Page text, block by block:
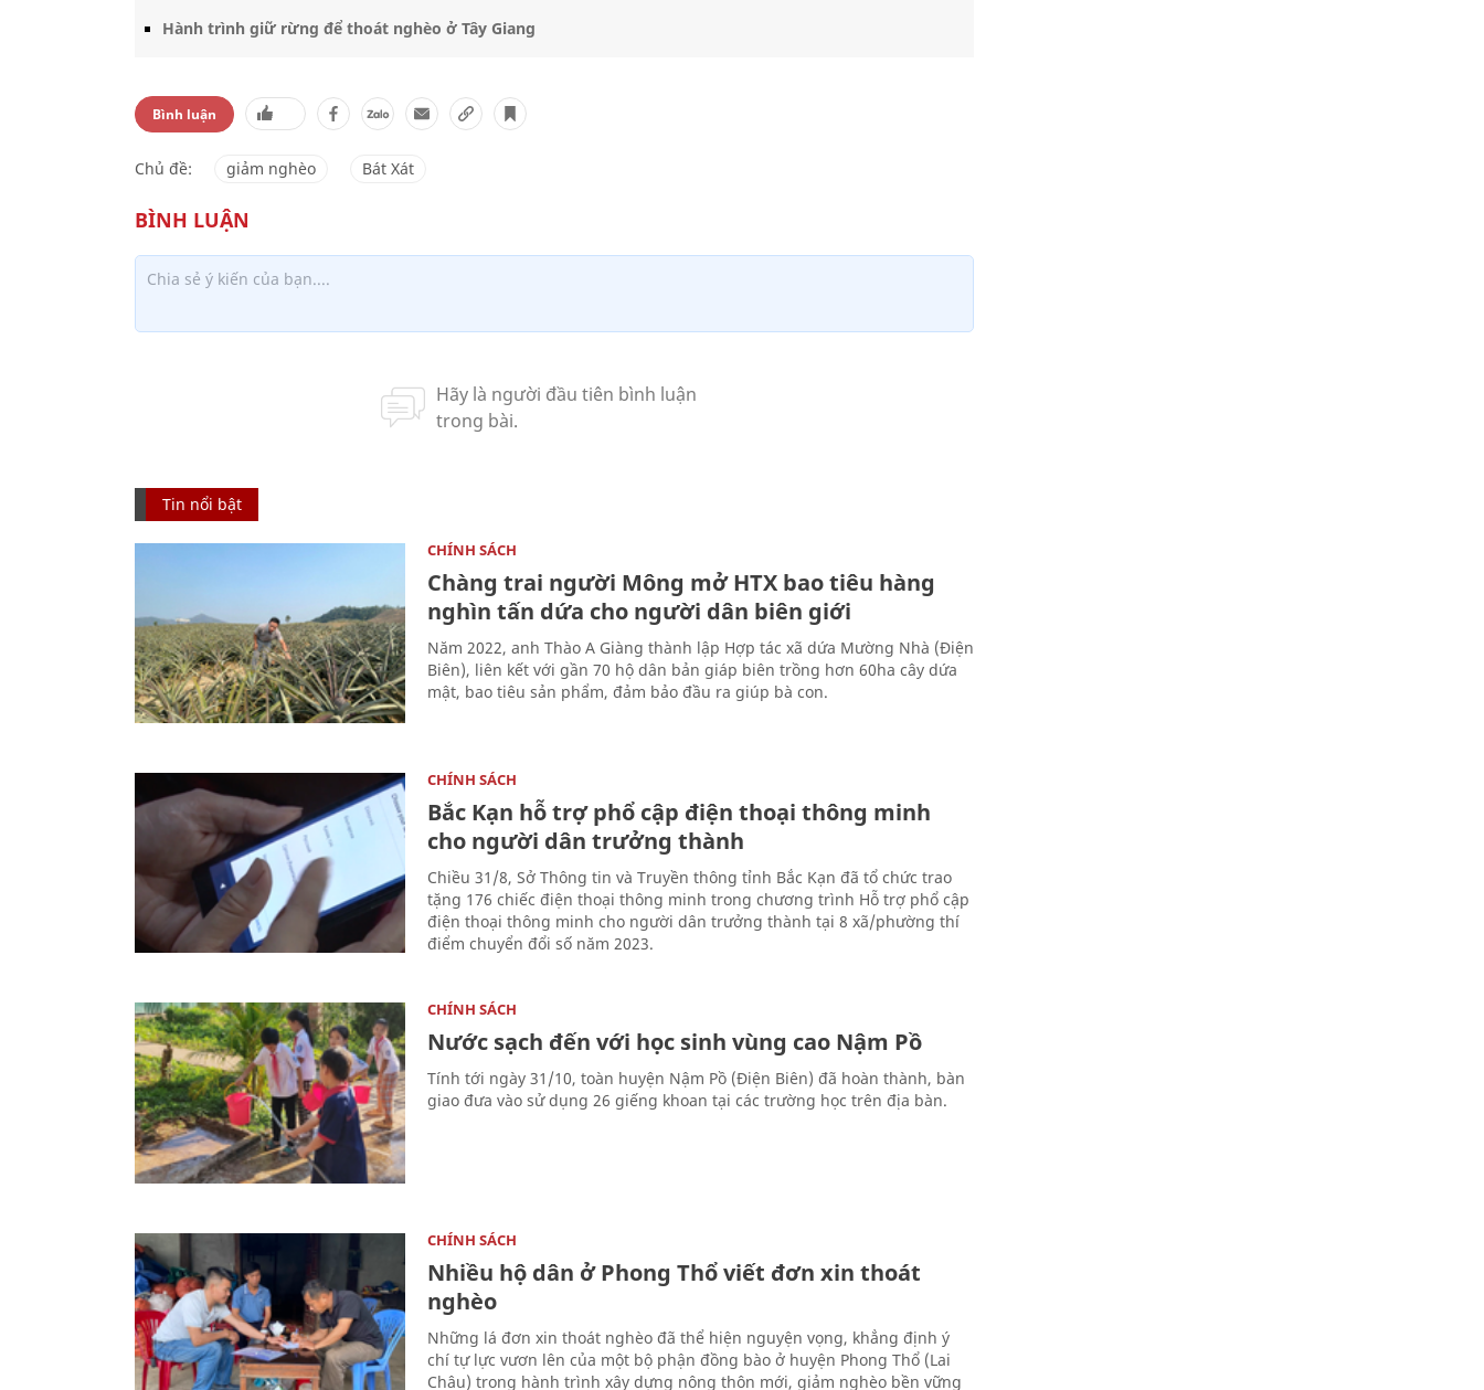
Hành trình giữ rừng để thoát nghèo ở Tây Giang
Bình luận
Chủ đề: giảm nghèo Bát Xát
Tin nổi bật
CHÍNH SÁCH
Chàng trai người Mông mở HTX bao tiêu hàng
nghìn tấn dứa cho người dân biên giới
Năm 2022, anh Thào A Giàng thành lập Hợp tác xã dứa Mường Nhà (Điện
Biên), liên kết với gần 70 hộ dân bản giáp biên trồng hơn 60ha cây dứa
mật, bao tiêu sản phẩm, đảm bảo đầu ra giúp bà con.
CHÍNH SÁCH
Bắc Kạn hỗ trợ phổ cập điện thoại thông minh
cho người dân trưởng thành
Chiều 31/8, Sở Thông tin và Truyền thông tỉnh Bắc Kạn đã tổ chức trao
tặng 176 chiếc điện thoại thông minh trong chương trình Hỗ trợ phổ cập
điện thoại thông minh cho người dân trưởng thành tại 8 xã/phường thí
điểm chuyển đổi số năm 2023.
CHÍNH SÁCH
Nước sạch đến với học sinh vùng cao Nậm Pồ
Tính tới ngày 31/10, toàn huyện Nậm Pồ (Điện Biên) đã hoàn thành, bàn
giao đưa vào sử dụng 26 giếng khoan tại các trường học trên địa bàn.
CHÍNH SÁCH
Nhiều hộ dân ở Phong Thổ viết đơn xin thoát
nghèo
Những lá đơn xin thoát nghèo đã thể hiện nguyện vọng, khẳng định ý
chí tự lực vươn lên của một bộ phận đồng bào ở huyện Phong Thổ (Lai
Châu) trong hành trình xây dựng nông thôn mới, giảm nghèo bền vững